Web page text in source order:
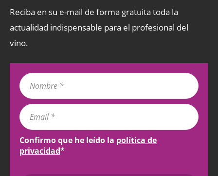
Reciba en su e-mail de forma gratuita toda la
actualidad indispensable para el profesional del
vino.
Confirmo que he leído la política de
privacidad*